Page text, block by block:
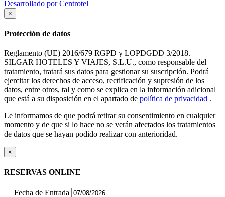
Desarrollado por Centrotel
×
Protección de datos
Reglamento (UE) 2016/679 RGPD y LOPDGDD 3/2018.
SILGAR HOTELES Y VIAJES, S.L.U., como responsable del
tratamiento, tratará sus datos para gestionar su suscripción. Podrá
ejercitar los derechos de acceso, rectificación y supresión de los
datos, entre otros, tal y como se explica en la información adicional
que está a su disposición en el apartado de política de privacidad .
Le informamos de que podrá retirar su consentimiento en cualquier
momento y de que si lo hace no se verán afectados los tratamientos
de datos que se hayan podido realizar con anterioridad.
×
RESERVAS ONLINE
Fecha de Entrada